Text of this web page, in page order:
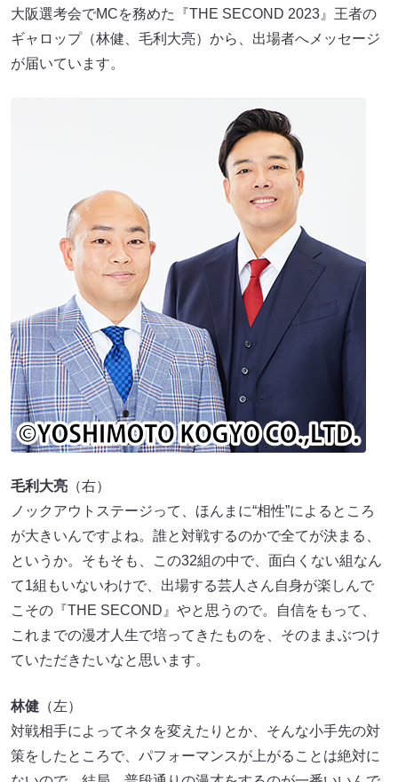
大阪選考会でMCを務めた『THE SECOND 2023』王者の
ギャロップ（林健、毛利大亮）から、出場者へメッセージ
が届いています。
毛利大亮 （右）
ノックアウトステージって、ほんまに“相性”によるところ
が大きいんですよね。誰と対戦するのかで全てが決まる、
というか。そもそも、この32組の中で、面白くない組なん
て1組もいないわけで、出場する芸人さん自身が楽しんで
こその『THE SECOND』やと思うので。自信をもって、
これまでの漫才人生で培ってきたものを、そのままぶつけ
ていただきたいなと思います。
林健 （左）
対戦相手によってネタを変えたりとか、そんな小手先の対
策をしたところで、パフォーマンスが上がることは絶対に